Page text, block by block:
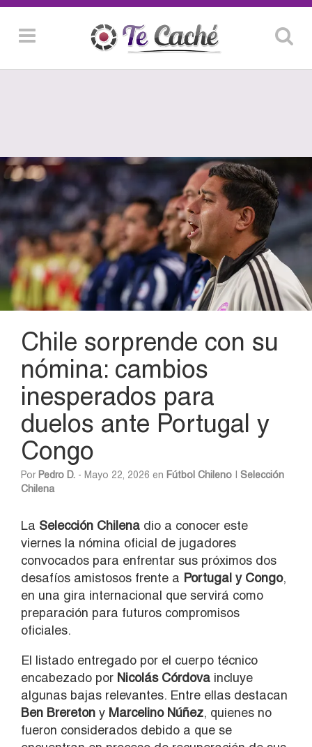
Chile sorprende con su
nómina: cambios
inesperados para
duelos ante Portugal y
Congo
Por Pedro D. - Mayo 22, 2026 en Fútbol Chileno
Selección
Chilena
La Selección Chilena dio a conocer este
viernes la nómina oficial de jugadores
convocados para enfrentar sus próximos dos
desafíos amistosos frente a Portugal y Congo,
en una gira internacional que servirá como
preparación para futuros compromisos
oficiales.
El listado entregado por el cuerpo técnico
encabezado por Nicolás Córdova incluye
algunas bajas relevantes. Entre ellas destacan
Ben Brereton y Marcelino Núñez, quienes no
fueron considerados debido a que se